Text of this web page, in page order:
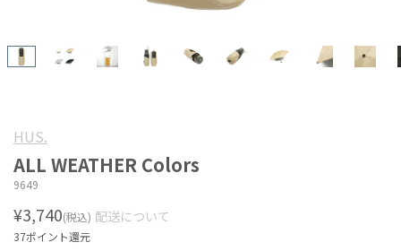
HUS.
ALL WEATHER Colors
9649
¥3,740(税込) 配送について
37ポイント還元